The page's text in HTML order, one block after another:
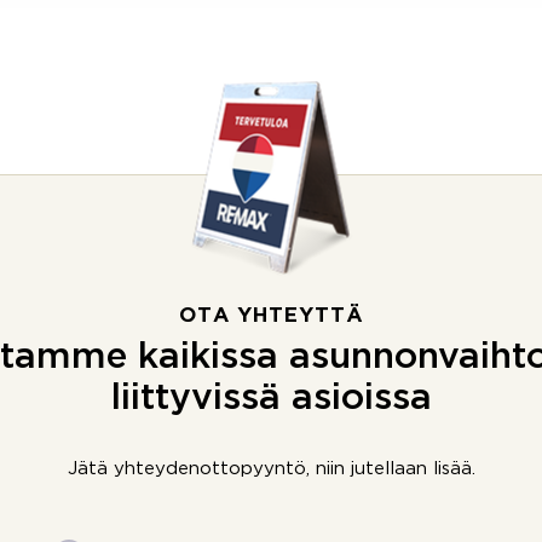
OTA YHTEYTTÄ
kaikissa
liittyvissä asioissa
Jätä yhteydenottopyyntö, niin jutellaan lisää.